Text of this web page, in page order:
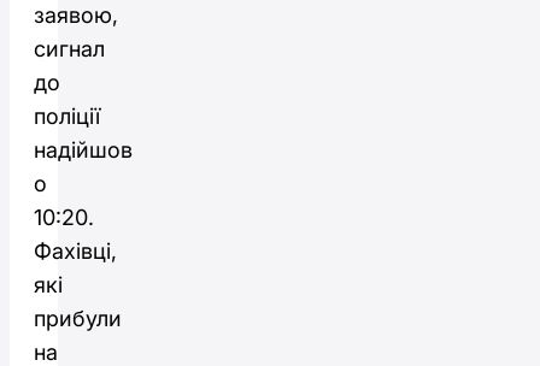
заявою,
сигнал
до
поліції
надійшов
о
10:20.
Фахівці,
які
прибули
на